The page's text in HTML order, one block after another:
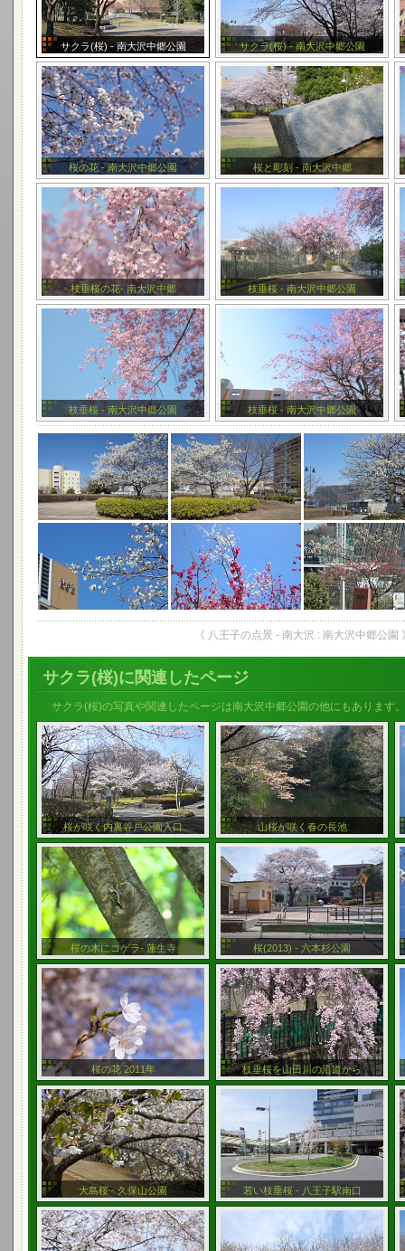
サクラ(桜) - 南大沢中郷公園 サクラ(桜) - 南大沢中郷公園
桜の花 - 南大沢中郷公園 桜と彫刻 - 南大沢中郷
枝垂桜の花- 南大沢中郷 枝垂桜 - 南大沢中郷公園
枝垂桜 - 南大沢中郷公園 枝垂桜 - 南大沢中郷公園
《 八王子の点景 - 南大沢 : 南大沢中郷公園
サクラ(桜)に関連したページ
サクラ(桜)の写真や関連したページは南大沢中郷公園の他にもあります。
桜が咲く内裏谷戸公園入口 山桜が咲く春の長池
桜の木にコゲラ- 蓮生寺 桜(2013) - 六本杉公園
桜の花 2011年 枝垂桜を山田川の沿道から
大島桜 - 久保山公園 若い枝垂桜 - 八王子駅南口